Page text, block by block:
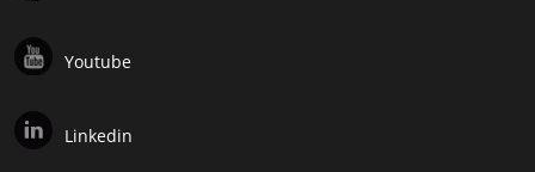
Youtube
Linkedin